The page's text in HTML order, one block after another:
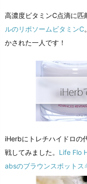
高濃度ビタミンC点滴に
ルのリポソームビタミンC
かされた一人です！
iHerbにトレチハイドロの
戦してみました。 Life Flo
absのブラウンスポットス